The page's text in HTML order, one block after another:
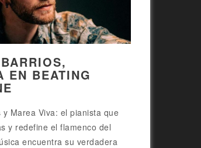
EN BEATING
y Marea Viva: el pianista que
y redefine el flamenco del
encuentra su verdadera